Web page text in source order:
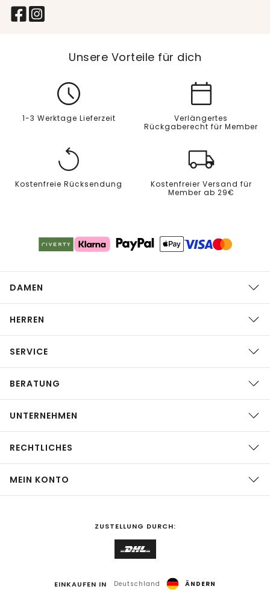
Unsere Vorteile für dich
1-3 Werktage Lieferzeit
Verlängertes
Rückgaberecht für Member
Kostenfreie Rücksendung
Kostenfreier Versand für
Member ab 29€
DAMEN
HERREN
SERVICE
BERATUNG
UNTERNEHMEN
RECHTLICHES
MEIN KONTO
ZUSTELLUNG DURCH:
EINKAUFEN IN Deutschland ÄNDERN